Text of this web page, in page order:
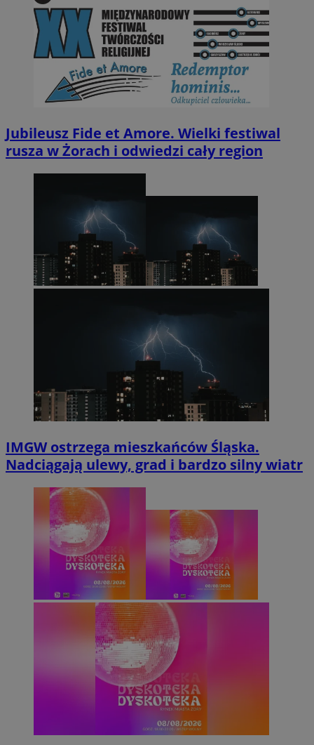
Jubileusz Fide et Amore. Wielki festiwal
rusza w Żorach i odwiedzi cały region
IMGW ostrzega mieszkańców Śląska.
Nadciągają ulewy, grad i bardzo silny wiatr